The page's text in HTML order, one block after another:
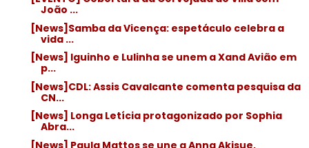
João ...
[News]Samba da Vicença: espetáculo celebra a
vida ...
[News] Iguinho e Lulinha se unem a Xand Avião em
p...
[News]CDL: Assis Cavalcante comenta pesquisa da
CN...
[News] Longa Letícia protagonizado por Sophia
Abra...
[News] Paula Mattos se une a Anna Akisue,